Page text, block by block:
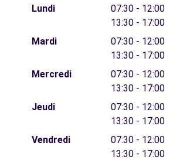
Lundi
07:30 - 12:00
13:30 - 17:00
Mardi
07:30 - 12:00
13:30 - 17:00
Mercredi
07:30 - 12:00
13:30 - 17:00
Jeudi
07:30 - 12:00
13:30 - 17:00
Vendredi
07:30 - 12:00
13:30 - 17:00